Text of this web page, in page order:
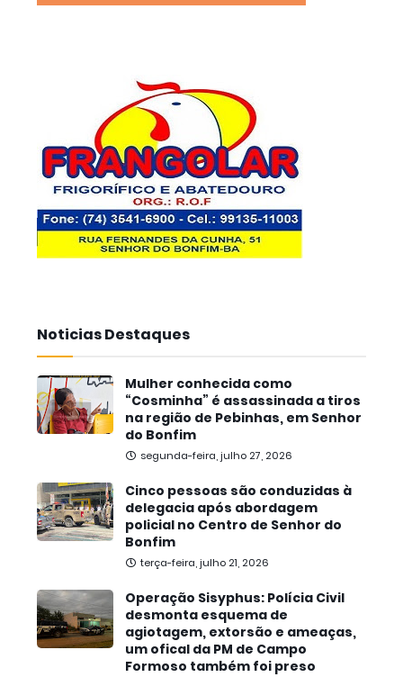
Noticias Destaques
Mulher conhecida como
“Cosminha” é assassinada a tiros
na região de Pebinhas, em Senhor
do Bonfim
segunda-feira, julho 27, 2026
Cinco pessoas são conduzidas à
delegacia após abordagem
policial no Centro de Senhor do
Bonfim
terça-feira, julho 21, 2026
Operação Sisyphus: Polícia Civil
desmonta esquema de
agiotagem, extorsão e ameaças,
um ofical da PM de Campo
Formoso também foi preso